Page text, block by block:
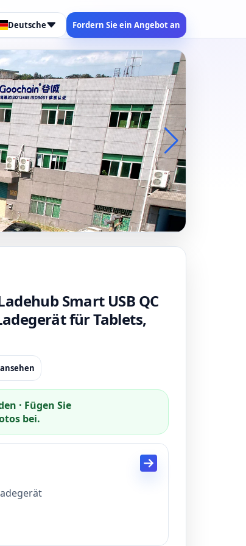
Deutsche Fordern Sie ein Angebot an
Smart USB QC
für Tablets,
· Fügen Sie
bei.